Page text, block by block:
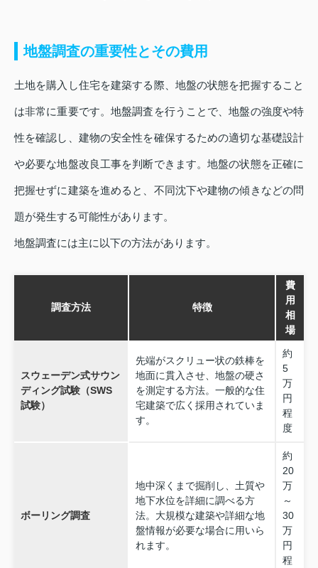
地盤調査の重要性とその費用
土地を購入し住宅を建築する際、地盤の状態を把握すること
は非常に重要です。地盤調査を行うことで、地盤の強度や特
性を確認し、建物の安全性を確保するための適切な基礎設計
や必要な地盤改良工事を判断できます。地盤の状態を正確に
把握せずに建築を進めると、不同沈下や建物の傾きなどの問
題が発生する可能性があります。
地盤調査には主に以下の方法があります。
調査方法 特徴
費
用
相
場
スウェーデン式サウン
ディング試験（SWS
試験）
先端がスクリュー状の鉄棒を
地面に貫入させ、地盤の硬さ
を測定する方法。一般的な住
宅建築で広く採用されていま
す。
約
5
万
円
程
度
ボーリング調査
地中深くまで掘削し、土質や
地下水位を詳細に調べる方
法。大規模な建築や詳細な地
盤情報が必要な場合に用いら
れます。
約
20
万
～
30
万
円
程